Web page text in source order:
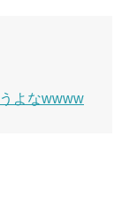
よなwwww